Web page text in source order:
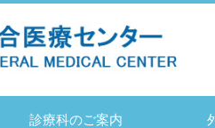
診療科のご案内